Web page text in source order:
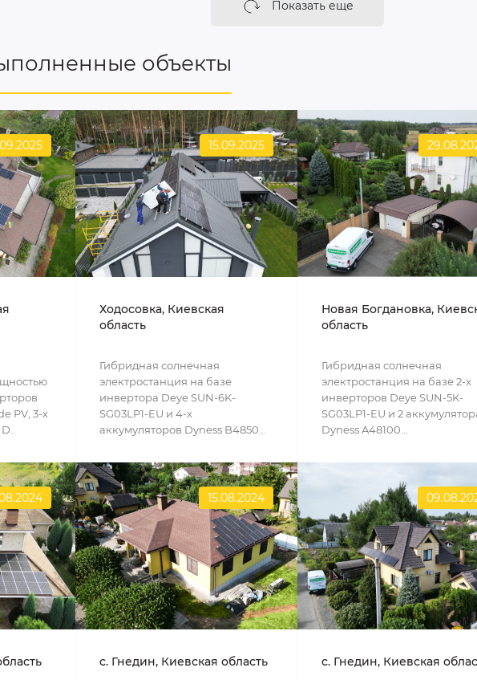
Показать еще
объекты
PV, 3-х
15.09.2025
Ходосовка, Киевская
область
Гибридная солнечная
электростанция на базе
инвертора Deye SUN-6K-
SG03LP1-EU и 4-х
аккумуляторов Dyness B4850...
Новая Богдановка,
область
Гибридная солнечная
электростанция на базе 2-х
инверторов Deye SUN-5K-
SG03LP1-EU и 2
Dyness A48100...
15.08.2024
c. Гнедин, Киевская область с. Гнедин, Киевская